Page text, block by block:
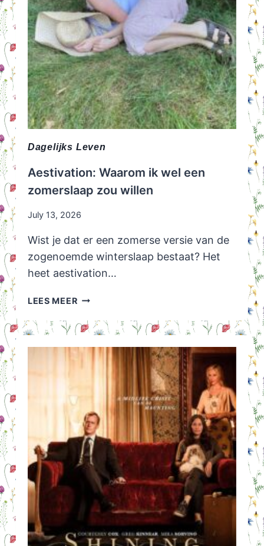
Dagelijks Leven
Aestivation: Waarom ik wel een
zomerslaap zou willen
July 13, 2026
Wist je dat er een zomerse versie van de
zogenoemde winterslaap bestaat? Het
heet aestivation…
LEES MEERAESTIVATION:
IK
EEN